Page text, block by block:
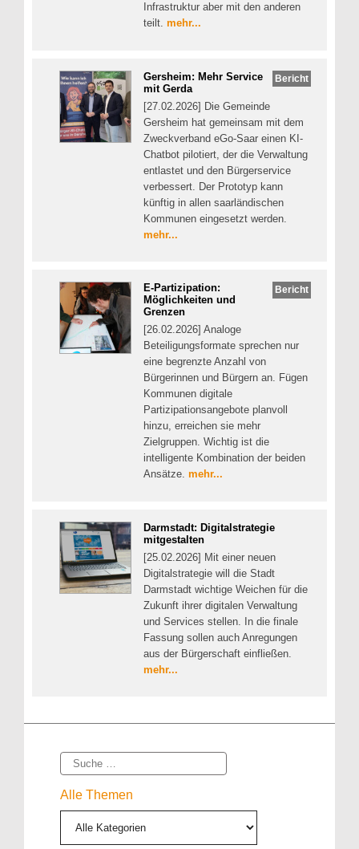
Infrastruktur aber mit den anderen
teilt. mehr...
Bericht
Gersheim: Mehr Service
mit Gerda
[27.02.2026] Die Gemeinde
Gersheim hat gemeinsam mit dem
Zweckverband eGo-Saar einen KI-
Chatbot pilotiert, der die Verwaltung
entlastet und den Bürgerservice
verbessert. Der Prototyp kann
künftig in allen saarländischen
Kommunen eingesetzt werden.
mehr...
Bericht
E-Partizipation:
Möglichkeiten und
Grenzen
[26.02.2026] Analoge
Beteiligungsformate sprechen nur
eine begrenzte Anzahl von
Bürgerinnen und Bürgern an. Fügen
Kommunen digitale
Partizipationsangebote planvoll
hinzu, erreichen sie mehr
Zielgruppen. Wichtig ist die
intelligente Kombination der beiden
Ansätze. mehr...
Darmstadt: Digitalstrategie
mitgestalten
[25.02.2026] Mit einer neuen
Digitalstrategie will die Stadt
Darmstadt wichtige Weichen für die
Zukunft ihrer digitalen Verwaltung
und Services stellen. In die finale
Fassung sollen auch Anregungen
aus der Bürgerschaft einfließen.
mehr...
Suche
Alle Themen